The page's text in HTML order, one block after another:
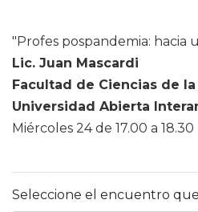
"Profes pospandemia: hacia
Lic. Juan Mascardi
Facultad de Ciencias de
Universidad Abierta
Miércoles 24 de 17.00 a
Seleccione el encuentro